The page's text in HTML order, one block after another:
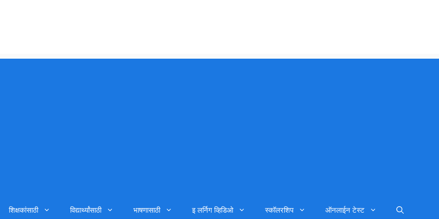
शिक्षकांसाठी विद्यार्थ्यांसाठी भाषणासाठी इ लर्निग व्हिडिओ स्कॉलरशिप ऑनलाईन टेस्ट